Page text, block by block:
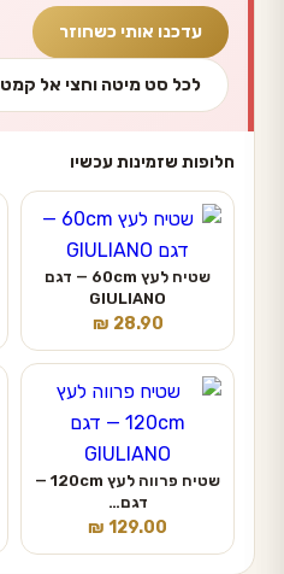
עדכנו אותי כשחוזר
לכל סט מיטה וחצי אל קמט
חלופות שזמינות עכשיו
שטיח לעץ 60cm — דגם
GIULIANO
₪ 28.90
שטיח פרווה לעץ 120cm —
דגם…
₪ 129.00